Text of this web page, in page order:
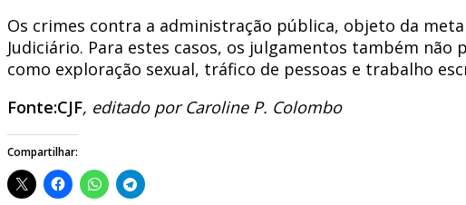
Os crimes contra a administração pública, objeto da
Judiciário. Para estes casos, os julgamentos também
como exploração sexual, tráfico de pessoas e trabalho
Fonte:CJF, editado por Caroline P. Colombo
Compartilhar: